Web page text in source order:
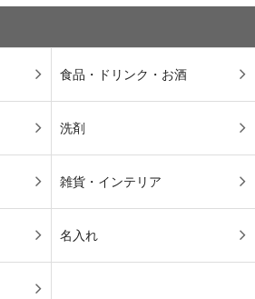
食品・ドリンク・お酒
洗剤
雑貨・インテリア
名入れ